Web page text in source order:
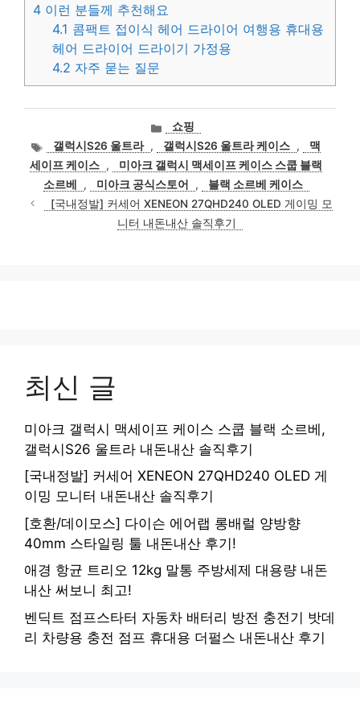
4 이런 분들께 추천해요
4.1 콤팩트 접이식 헤어 드라이어 여행용 휴대용
헤어 드라이어 드라이기 가정용
4.2 자주 묻는 질문
카
테
고
리
쇼핑
태
그
갤럭시S26 울트라 , 갤럭시S26 울트라 케이스 ,
맥
세이프 케이스 ,
미아크 갤럭시 맥세이프 케이스 스쿱 블랙
소르베
, 미아크 공식스토어 ,
블랙 소르베 케이스
[국내정발] 커세어 XENEON 27QHD240 OLED 게이밍 모
니터 내돈내산 솔직후기
최신 글
미아크 갤럭시 맥세이프 케이스 스쿱 블랙 소르베,
갤럭시S26 울트라 내돈내산 솔직후기
[국내정발] 커세어 XENEON 27QHD240 OLED 게
이밍 모니터 내돈내산 솔직후기
[호환/데이모스] 다이슨 에어랩 롱배럴 양방향
40mm 스타일링 툴 내돈내산 후기!
애경 항균 트리오 12kg 말통 주방세제 대용량 내돈
내산 써보니 최고!
벤딕트 점프스타터 자동차 배터리 방전 충전기 밧데
리 차량용 충전 점프 휴대용 더펄스 내돈내산 후기